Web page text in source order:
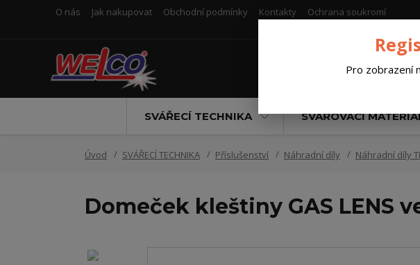
O nás Jak nakupovat Obchodní podmínky Kontakty Ochrana soukromí
SVÁŘECÍ TECHNIKA SVAŘOVACÍ
Úvod SVÁŘECÍ TECHNIKA Příslušenství Náhradní díly Náhradní díly
Domeček kleštiny GAS LENS
Pro zobrazení